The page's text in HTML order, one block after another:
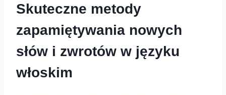
Skuteczne metody
zapamiętywania nowych
słów i zwrotów w języku⁤
włoskim